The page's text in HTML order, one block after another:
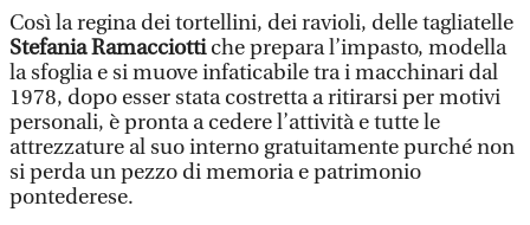
Così la regina dei tortellini, dei ravioli, delle tagliatelle
Stefania Ramacciottiche prepara l’impasto, modella
la sfoglia e si muove infaticabile tra i macchinari dal
1978, dopo esser stata costretta a ritirarsi per motivi
personali, è pronta a cedere l’attività e tutte le
attrezzature al suo interno gratuitamente purché non
si perda un pezzo di memoria e patrimonio
pontederese.